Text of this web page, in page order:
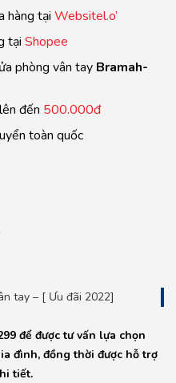
hàng tại Websitel.o’
tại Shopee
phòng vân tay Bramah-
đến 500.000đ
toàn quốc
tay – [ Ưu đãi 2022]
để được tư vấn lựa chọn
đình, đồng thời được hỗ trợ
chi tiết.